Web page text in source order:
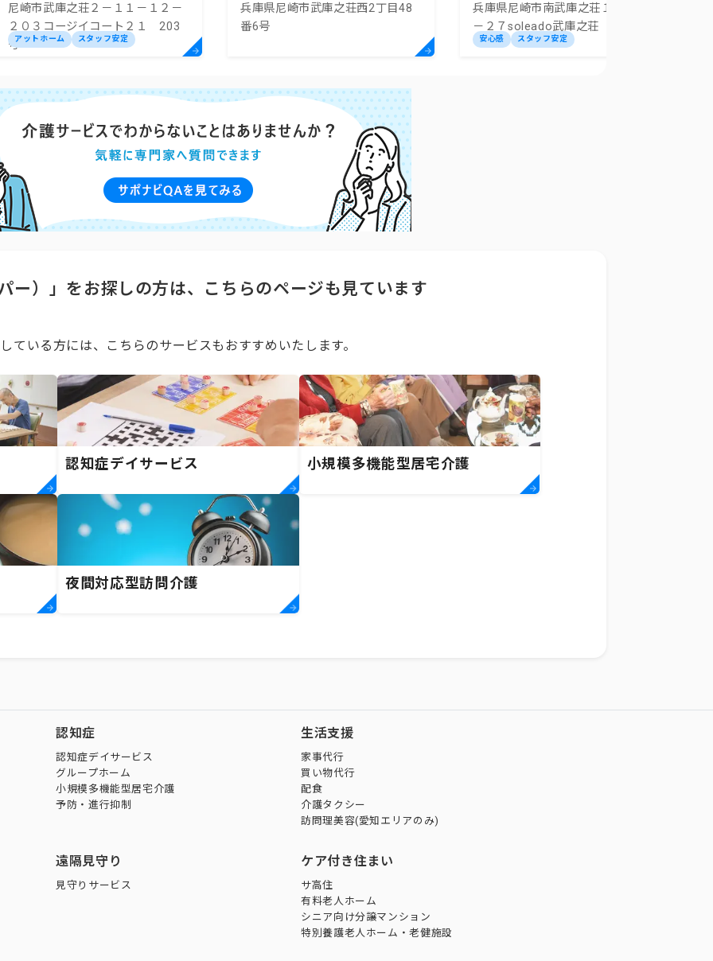
尼崎市武庫之荘２－１１－１２－
２０３コージイコート２１ 203
号アットホーム スタッフ安定
まわりの約束
兵庫県尼崎市武庫之荘西2丁目48
番6号
レアード
兵庫県尼崎市南武庫之荘１－２９
－２７soleado武庫之荘
安心感 スタッフ安定
ー）」をお探しの方は、こちらのページも見ています
ている方には、こちらのサービスもおすすめいたします。
認知症デイサービス 小規模多機能型居宅介護
夜間対応型訪問介護
認知症
認知症デイサービス
グループホーム
小規模多機能型居宅介護
予防・進行抑制
生活支援
家事代行
買い物代行
配食
介護タクシー
訪問理美容(愛知エリアのみ)
遠隔見守り
見守りサービス
ケア付き住まい
サ高住
有料老人ホーム
シニア向け分譲マンション
特別養護老人ホーム・老健施設